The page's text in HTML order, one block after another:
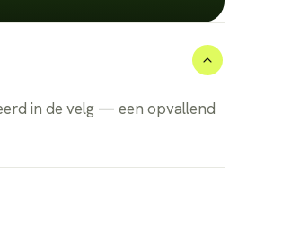
in de velg — een opvallend